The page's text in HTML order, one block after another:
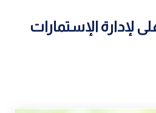
لإدارة الإستمارات